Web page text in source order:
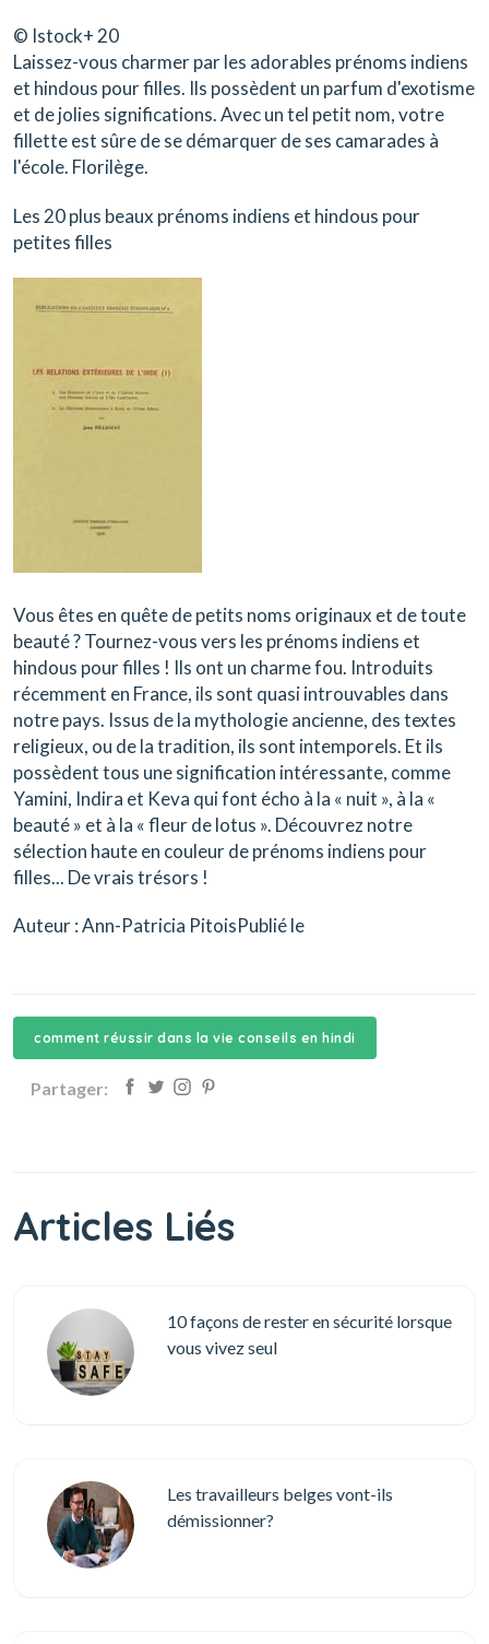
© Istock+ 20
Laissez-vous charmer par les adorables prénoms indiens
et hindous pour filles. Ils possèdent un parfum d'exotisme
et de jolies significations. Avec un tel petit nom, votre
fillette est sûre de se démarquer de ses camarades à
l'école. Florilège.
Les 20 plus beaux prénoms indiens et hindous pour
petites filles
Vous êtes en quête de petits noms originaux et de toute
beauté ? Tournez-vous vers les prénoms indiens et
hindous pour filles ! Ils ont un charme fou. Introduits
récemment en France, ils sont quasi introuvables dans
notre pays. Issus de la mythologie ancienne, des textes
religieux, ou de la tradition, ils sont intemporels. Et ils
possèdent tous une signification intéressante, comme
Yamini, Indira et Keva qui font écho à la « nuit », à la «
beauté » et à la « fleur de lotus ». Découvrez notre
sélection haute en couleur de prénoms indiens pour
filles... De vrais trésors !
Auteur : Ann-Patricia PitoisPublié le
comment réussir dans la vie conseils en hindi
Partager:
Articles Liés
10 façons de rester en sécurité lorsque
vous vivez seul
Les travailleurs belges vont-ils
démissionner?